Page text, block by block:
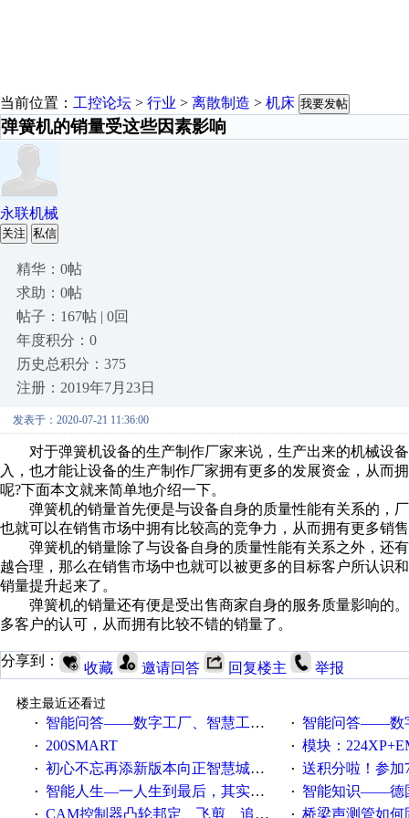
当前位置： 工控论坛 > 行业 > 离散制造 > 机床 我要发帖
弹簧机的销量受这些因素影响
永联机械
关注 私信
精华：0帖
求助：0帖
帖子：167帖 | 0回
年度积分：0
历史总积分：375
注册：2019年7月23日
发表于：2020-07-21 11:36:00
对于弹簧机设备的生产制作厂家来说，生产出来的机械设
入，也才能让设备的生产制作厂家拥有更多的发展资金，从而
呢?下面本文就来简单地介绍一下。
弹簧机的销量首先便是与设备自身的质量性能有关系的，
也就可以在销售市场中拥有比较高的竞争力，从而拥有更多销
弹簧机的销量除了与设备自身的质量性能有关系之外，还
越合理，那么在销售市场中也就可以被更多的目标客户所认识
销量提升起来了。
弹簧机的销量还有便是受出售商家自身的服务质量影响的
多客户的认可，从而拥有比较不错的销量了。
分享到： 收藏 邀请回答 回复楼主 举报
楼主最近还看过
·
智能问答——数字工厂、智慧工厂和智能制造三者的区别是什么？ · 智能问答——数字化工厂与
· 200SMART · 模块：
· 初心不忘再添新版本向正智慧城市云展厅3.0版亮相 · 送积分啦！参加7月6日
· 智能人生—一人生到最后，其实拼的都是人品 · 智能知识——德国工业崛起
· CAM控制器凸轮邦定、飞剪、追剪等C功能块 · 桥梁声测管如何固